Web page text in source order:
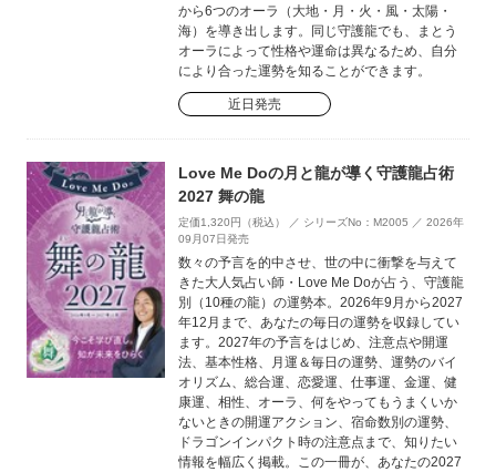
から6つのオーラ（大地・月・火・風・太陽・
海）を導き出します。同じ守護龍でも、まとう
オーラによって性格や運命は異なるため、自分
により合った運勢を知ることができます。
近日発売
Love Me Doの月と龍が導く守護龍占術
2027 舞の龍
定価1,320円（税込） ／ シリーズNo：M2005 ／ 2026年
09月07日発売
数々の予言を的中させ、世の中に衝撃を与えて
きた大人気占い師・Love Me Doが占う、守護龍
別（10種の龍）の運勢本。2026年9月から2027
年12月まで、あなたの毎日の運勢を収録してい
ます。2027年の予言をはじめ、注意点や開運
法、基本性格、月運＆毎日の運勢、運勢のバイ
オリズム、総合運、恋愛運、仕事運、金運、健
康運、相性、オーラ、何をやってもうまくいか
ないときの開運アクション、宿命数別の運勢、
ドラゴンインパクト時の注意点まで、知りたい
情報を幅広く掲載。この一冊が、あなたの2027